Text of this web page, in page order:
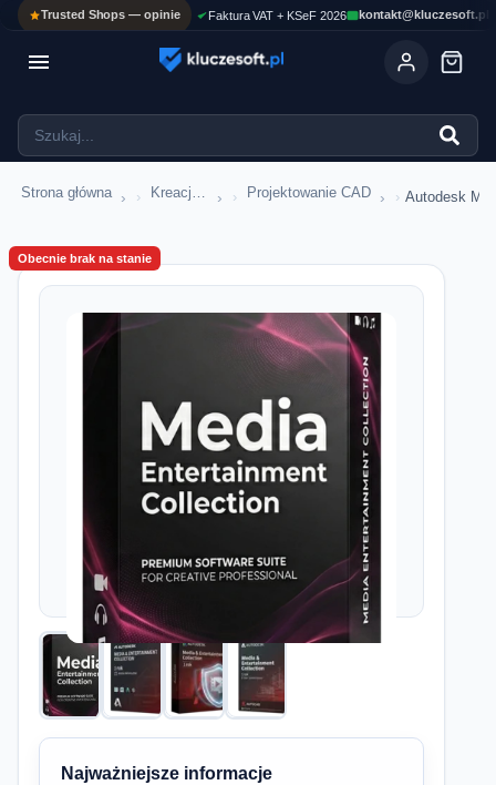
Trusted Shops — opinie Faktura VAT + KSeF 2026 kontakt@kluczesoft.pl

Strona główna › Kreacja i CAD › Projektowanie CAD › Autodesk
Obecnie brak na stanie
Najważniejsze informacje